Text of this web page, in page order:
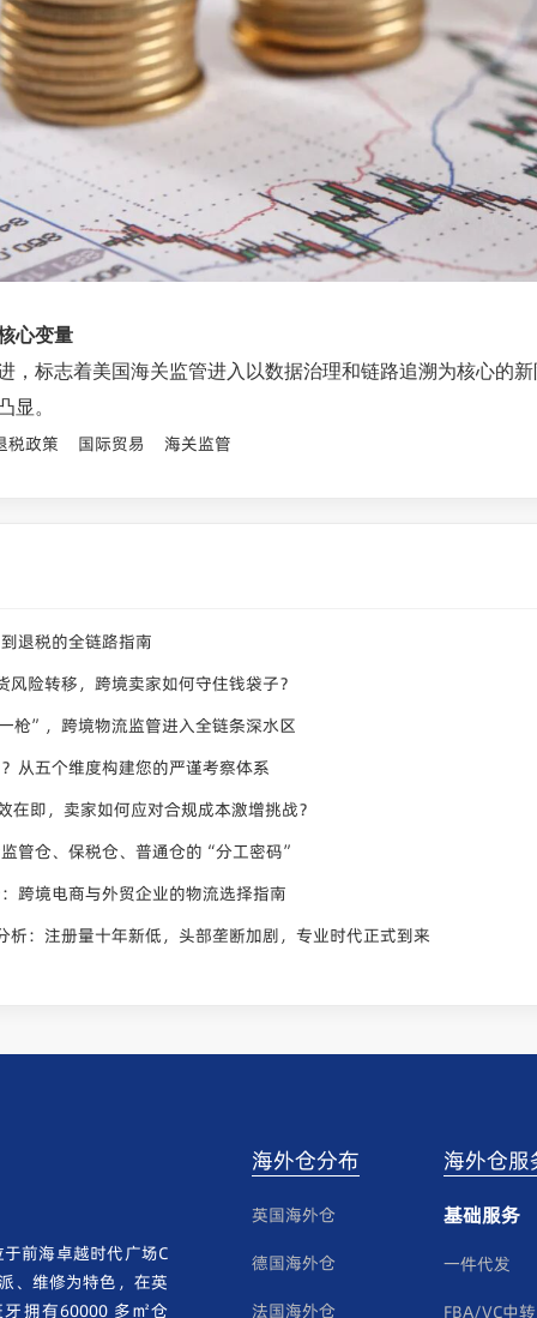
心变量
，标志着美国海关监管进入以数据治理和链路追溯为核心的
显。
税政策 国际贸易 海关监管
退税的全链路指南
险转移，跨境卖家如何守住钱袋子？
枪”，跨境物流监管进入全链条深水区
从五个维度构建您的严谨考察体系
在即，卖家如何应对合规成本激增挑战？
管仓、保税仓、普通仓的“分工密码”
跨境电商与外贸企业的物流选择指南
析：注册量十年新低，头部垄断加剧，专业时代正式到来
前海卓越时代广场C
、维修为特色，在英
拥有60000 多㎡仓
海外仓分布
英国海外仓
德国海外仓
法国海外仓
海外仓服
基础服务
一件代发
FBA/VC中转